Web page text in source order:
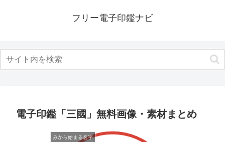
フリー電子印鑑ナビ
電子印鑑「三國」無料画像・素材まとめ
みから始まる名字